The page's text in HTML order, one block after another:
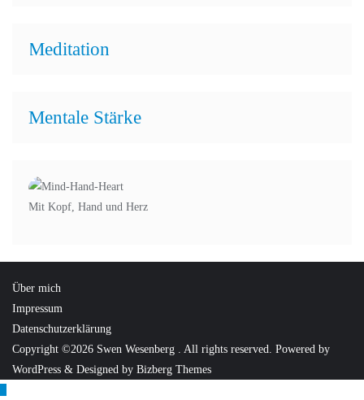
Meditation
Mentale Stärke
Mit Kopf, Hand und Herz
Über mich
Impressum
Datenschutzerklärung
Copyright ©2026 Swen Wesenberg . All rights reserved. Powered by
WordPress & Designed by Bizberg Themes